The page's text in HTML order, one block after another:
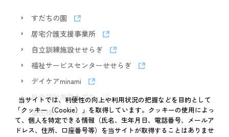
すだちの園
居宅介護支援事業所
自立訓練施設せせらぎ
福祉サービスセンターせせらぎ
デイケアminami
総合福祉施設きずな
富田橋クリニック
当サイトでは、利便性の向上や利用状況の把握などを目的として
「クッキー（Cookie）」を取得しています。クッキーの使用によっ
て、個人を特定できる情報（氏名、生年月日、電話番号、メールア
ドレス、住所、口座番号等）を当サイトが取得することはありませ